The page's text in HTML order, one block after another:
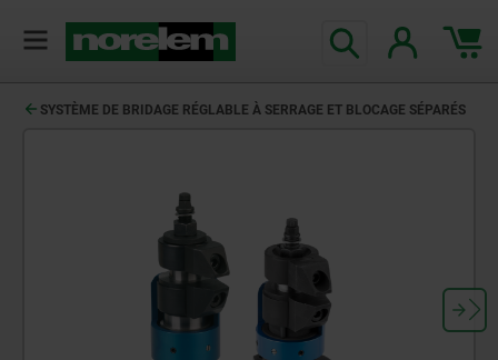
SYSTÈME DE BRIDAGE RÉGLABLE À SERRAGE ET BLOCAGE SÉPARÉS